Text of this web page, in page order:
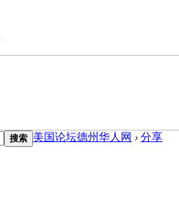
搜索 美国论坛德州华人网 › 分享